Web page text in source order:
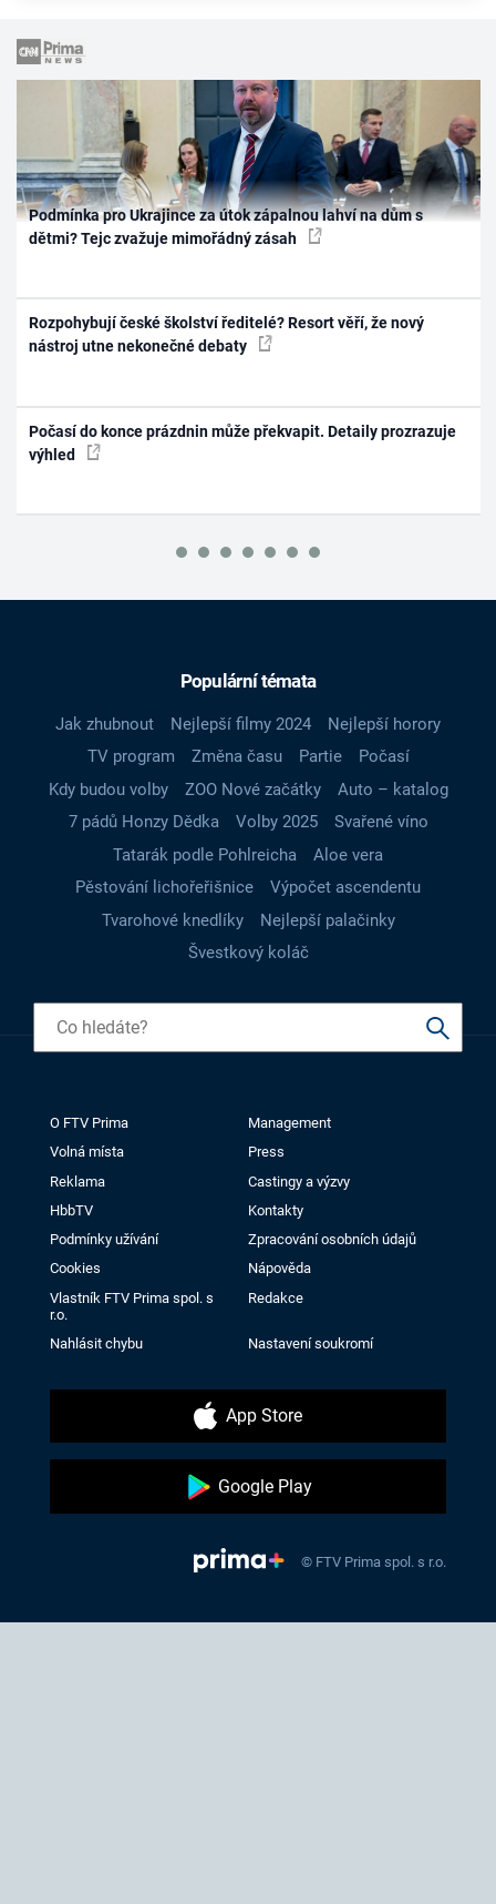
Podmínka pro Ukrajince za útok zápalnou lahví na dům s
dětmi? Tejc zvažuje mimořádný zásah
Rozpohybují české školství ředitelé? Resort věří, že nový
nástroj utne nekonečné debaty
Počasí do konce prázdnin může překvapit. Detaily prozrazuje
výhled
Populární témata
Jak zhubnout Nejlepší filmy 2024
Nejlepší horory
TV program
Změna času Partie
Počasí
Kdy budou volby
ZOO Nové začátky
Auto – katalog
7 pádů Honzy Dědka
Volby 2025
Svařené víno
Tatarák podle Pohlreicha
Aloe vera
Pěstování lichořeřišnice
Výpočet ascendentu
Tvarohové knedlíky
Nejlepší palačinky
Švestkový koláč
O FTV Prima
Management
Volná místa
Press
Reklama
Castingy a výzvy
HbbTV
Kontakty
Podmínky užívání
Zpracování osobních údajů
Cookies
Nápověda
Vlastník FTV Prima spol. s
r.o.
Redakce
Nahlásit chybu Nastavení soukromí
App Store
Google Play
© FTV Prima spol. s r.o.